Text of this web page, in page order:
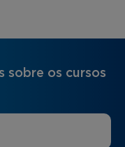
sobre os cursos